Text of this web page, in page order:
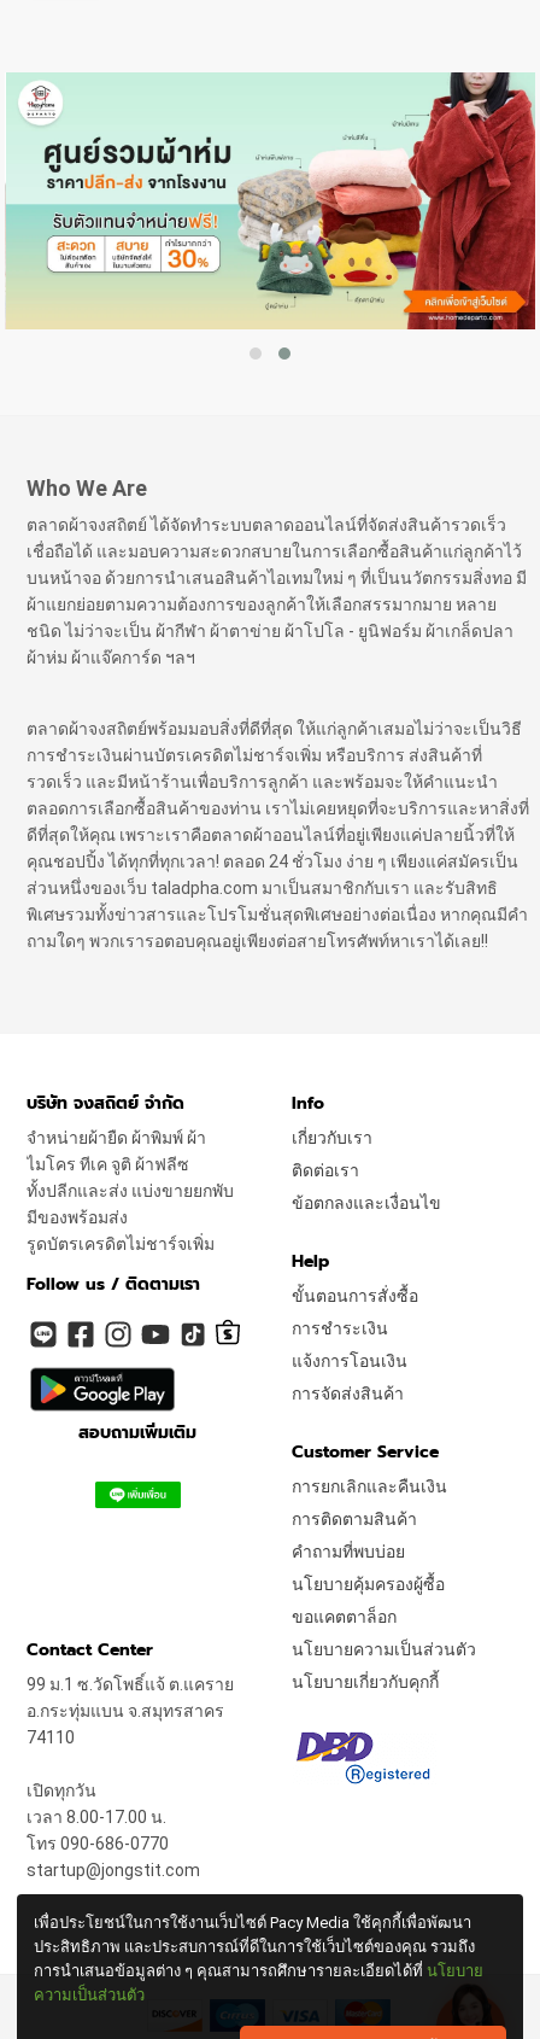
Who We Are
ตลาดผ้าจงสถิตย์ ได้จัดทำระบบตลาดออนไลน์ที่จัดส่งสินค้ารวดเร็ว
เชื่อถือได้ และมอบความสะดวกสบายในการเลือกซื้อสินค้าแก่ลูกค้าไว้
บนหน้าจอ ด้วยการนำเสนอสินค้าไอเทมใหม่ ๆ ที่เป็นนวัตกรรมสิ่งทอ มี
ผ้าแยกย่อยตามความต้องการของลูกค้าให้เลือกสรรมากมาย หลาย
ชนิด ไม่ว่าจะเป็น ผ้ากีฬา ผ้าตาข่าย ผ้าโปโล - ยูนิฟอร์ม ผ้าเกล็ดปลา
ผ้าห่ม ผ้าแจ๊คการ์ด ฯลฯ
ตลาดผ้าจงสถิตย์พร้อมมอบสิ่งที่ดีที่สุด ให้แก่ลูกค้าเสมอไม่ว่าจะเป็นวิธี
การชำระเงินผ่านบัตรเครดิตไม่ชาร์จเพิ่ม หรือบริการ ส่งสินค้าที่
รวดเร็ว และมีหน้าร้านเพื่อบริการลูกค้า และพร้อมจะให้คำแนะนำ
ตลอดการเลือกซื้อสินค้าของท่าน เราไม่เคยหยุดที่จะบริการและหาสิ่งที่
ดีที่สุดให้คุณ เพราะเราคือตลาดผ้าออนไลน์ที่อยู่เพียงแค่ปลายนิ้วที่ให้
คุณชอปปิ้ง ได้ทุกที่ทุกเวลา! ตลอด 24 ชั่วโมง ง่าย ๆ เพียงแค่สมัครเป็น
ส่วนหนึ่งของเว็บ taladpha.com มาเป็นสมาชิกกับเรา และรับสิทธิ
พิเศษรวมทั้งข่าวสารและโปรโมชั่นสุดพิเศษอย่างต่อเนื่อง หากคุณมีคำ
ถามใดๆ พวกเรารอตอบคุณอยู่เพียงต่อสายโทรศัพท์หาเราได้เลย!!
บริษัท จงสถิตย์ จำกัด
จำหน่ายผ้ายืด ผ้าพิมพ์ ผ้า
ไมโคร ทีเค จูติ ผ้าฟลีซ
ทั้งปลีกและส่ง แบ่งขายยกพับ
มีของพร้อมส่ง
รูดบัตรเครดิตไม่ชาร์จเพิ่ม
Follow us / ติดตามเรา
สอบถามเพิ่มเติม
Info
เกี่ยวกับเรา
ติดต่อเรา
ข้อตกลงและเงื่อนไข
Help
ขั้นตอนการสั่งซื้อ
การชำระเงิน
แจ้งการโอนเงิน
การจัดส่งสินค้า
Customer Service
การยกเลิกและคืนเงิน
การติดตามสินค้า
คำถามที่พบบ่อย
นโยบายคุ้มครองผู้ซื้อ
ขอแคตตาล็อก
นโยบายความเป็นส่วนตัว
นโยบายเกี่ยวกับคุกกี้
Contact Center
99 ม.1 ซ.วัดโพธิ์แจ้ ต.แคราย
อ.กระทุ่มแบน จ.สมุทรสาคร
74110
เปิดทุกวัน
เวลา 8.00-17.00 น.
โทร 090-686-0770
startup@jongstit.com
เพื่อประโยชน์ในการใช้งานเว็บไซต์ Pacy Media ใช้คุกกี้เพื่อพัฒนา
ประสิทธิภาพ และประสบการณ์ที่ดีในการใช้เว็บไซต์ของคุณ รวมถึง
การนำเสนอข้อมูลต่าง ๆ คุณสามารถศึกษารายละเอียดได้ที่ นโยบาย
ความเป็นส่วนตัว